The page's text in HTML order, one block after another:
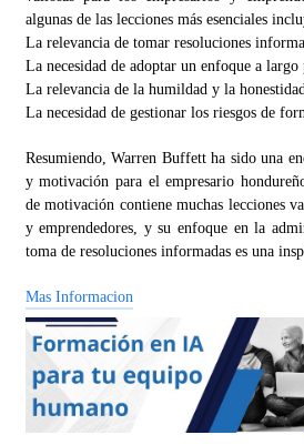
algunas de las lecciones más esenciales
La relevancia de tomar resoluciones
La necesidad de adoptar un enfoque a largo
La relevancia de la humildad y la
La necesidad de gestionar los riesgos de
Resumiendo, Warren Buffett ha sido una
y motivación para el empresario
de motivación contiene muchas lecciones
y emprendedores, y su enfoque en la
toma de resoluciones informadas es una
Mas Informacion